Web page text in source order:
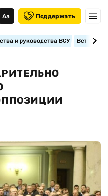
Аа Поддержать
и руководства ВСУ